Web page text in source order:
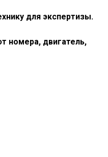
для экспертизы.
номера, двигатель,